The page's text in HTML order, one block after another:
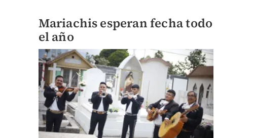
Mariachis esperan fecha todo
el año